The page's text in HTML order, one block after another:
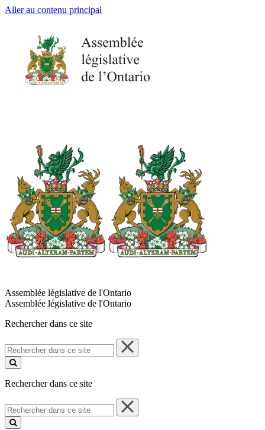
Aller au contenu principal
Assemblée législative de l'Ontario
Assemblée législative de l'Ontario
Rechercher dans ce site
Rechercher
dans
ce
Rechercher dans ce site
Rechercher
dans
ce